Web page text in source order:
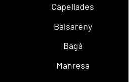
Capellades
Balsareny
Bagà
Manresa